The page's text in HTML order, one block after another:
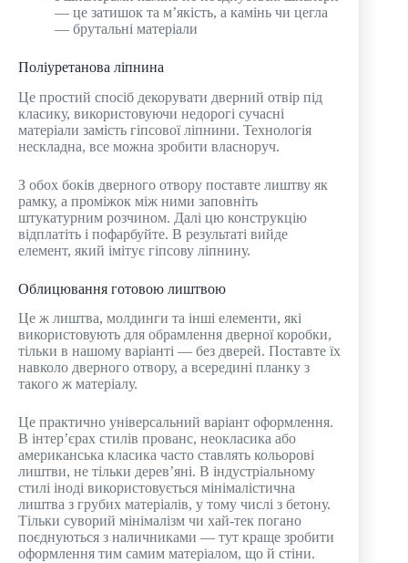
— це затишок та м’якість, а камінь чи цегла
— брутальні матеріали
Поліуретанова ліпнина
Це простий спосіб декорувати дверний отвір під
класику, використовуючи недорогі сучасні
матеріали замість гіпсової ліпнини. Технологія
нескладна, все можна зробити власноруч.
З обох боків дверного отвору поставте лиштву як
рамку, а проміжок між ними заповніть
штукатурним розчином. Далі цю конструкцію
відплатіть і пофарбуйте. В результаті вийде
елемент, який імітує гіпсову ліпнину.
Облицювання готовою лиштвою
Це ж лиштва, молдинги та інші елементи, які
використовують для обрамлення дверної коробки,
тільки в нашому варіанті — без дверей. Поставте їх
навколо дверного отвору, а всередині планку з
такого ж матеріалу.
Це практично універсальний варіант оформлення.
В інтер’єрах стилів прованс, неокласика або
американська класика часто ставлять кольорові
лиштви, не тільки дерев’яні. В індустріальному
стилі іноді використовується мінімалістична
лиштва з грубих матеріалів, у тому числі з бетону.
Тільки суворий мінімалізм чи хай-тек погано
поєднуються з наличниками — тут краще зробити
оформлення тим самим матеріалом, що й стіни.